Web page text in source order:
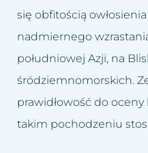
się obfitością
nadmiernego
południowej Azji, na
śródziemnomorskich.
prawidłowość do
takim pochodzeniu